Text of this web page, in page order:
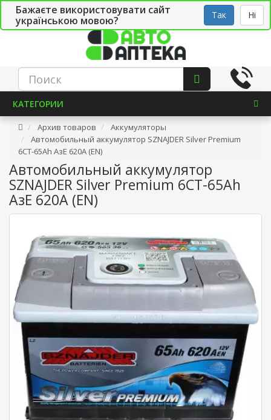
Бажаєте використовувати сайт
українською мовою?
Так Ні
СТО Укр
КАТЕГОРИИ
Архив товаров
Аккумуляторы
Автомобильный аккумулятор SZNAJDER Silver Premium
6СТ-65Ah АзЕ 620A (EN)
Автомобильный аккумулятор
SZNAJDER Silver Premium 6СТ-65Ah
АзЕ 620A (EN)